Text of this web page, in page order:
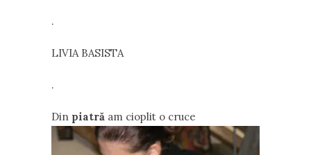
.
LIVIA BASISTA
.
Din piatră am cioplit o cruce